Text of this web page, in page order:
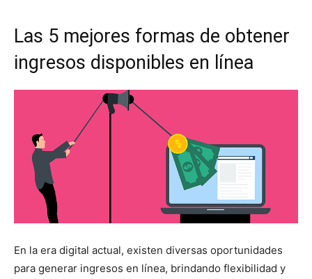
Las 5 mejores formas de obtener
ingresos disponibles en línea
En la era digital actual, existen diversas oportunidades
para generar ingresos en línea, brindando flexibilidad y